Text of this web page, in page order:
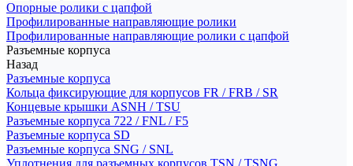
Опорные ролики с цапфой
Профилированные направляющие ролики
Профилированные направляющие ролики с цапфой
Разъемные корпуса
Назад
Разъемные корпуса
Кольца фиксирующие для корпусов FR / FRB / SR
Концевые крышки ASNH / TSU
Разъемные корпуса 722 / FNL / F5
Разъемные корпуса SD
Разъемные корпуса SNG / SNL
Уплотнения для разъемных корпусов TSN / TSNG